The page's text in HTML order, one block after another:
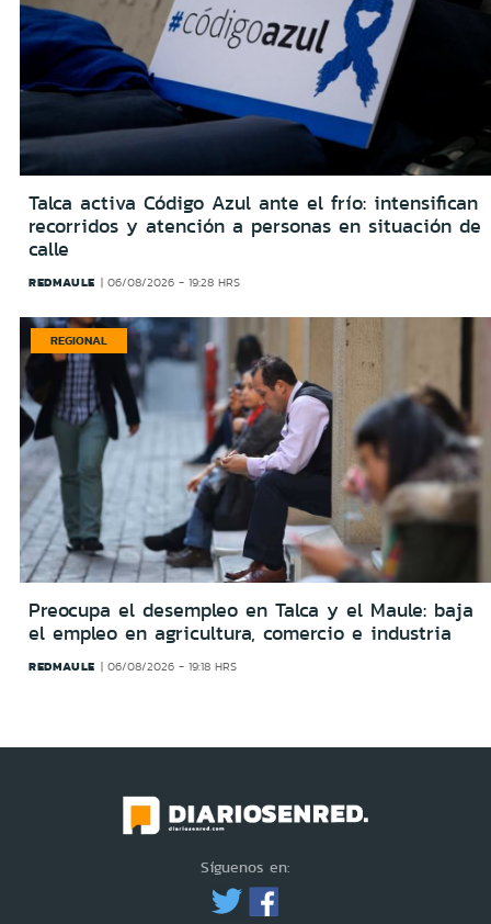
Talca activa Código Azul ante el frío: intensifican
recorridos y atención a personas en situación de
calle
REDMAULE 06/08/2026 - 19:28 HRS
REGIONAL
Preocupa el desempleo en Talca y el Maule: baja
el empleo en agricultura, comercio e industria
REDMAULE 06/08/2026 - 19:18 HRS
Síguenos en: